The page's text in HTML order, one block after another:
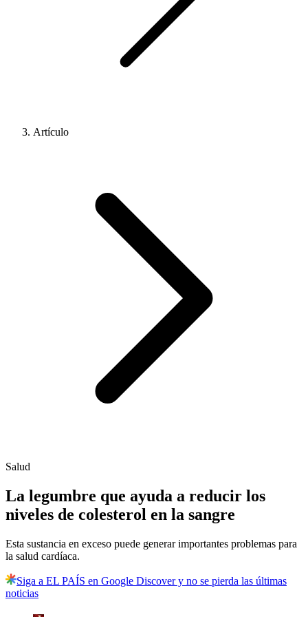
Artículo
Salud
La legumbre que ayuda a reducir los
niveles de colesterol en la sangre
Esta sustancia en exceso puede generar importantes problemas para
la salud cardíaca.
Siga a EL PAÍS en Google Discover y no se pierda las últimas
noticias